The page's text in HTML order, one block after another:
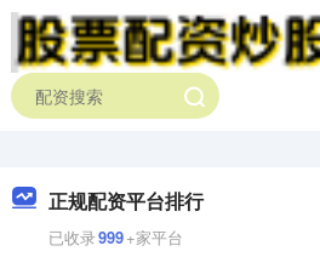
正规配资平台排行
已收录999+家平台